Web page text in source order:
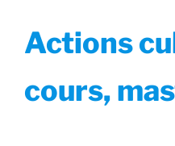
Actions
cours,